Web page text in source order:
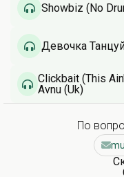
Showbiz (No
Девочка
Clickbait (This
Avnu (Uk)
По